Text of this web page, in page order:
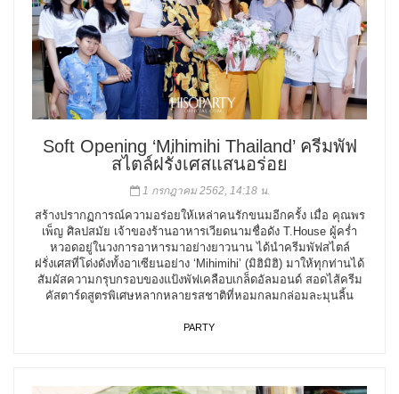
Soft Opening ‘Mihimihi Thailand’ ครีมพัฟ
สไตล์ฝรั่งเศสแสนอร่อย
1 กรกฎาคม 2562, 14:18 น.
สร้างปรากฏการณ์ความอร่อยให้เหล่าคนรักขนมอีกครั้ง เมื่อ คุณพร
เพ็ญ ศิลปสมัย เจ้าของร้านอาหารเวียดนามชื่อดัง T.House ผู้คร่ำ
หวอดอยู่ในวงการอาหารมาอย่างยาวนาน ได้นำครีมพัฟสไตล์
ฝรั่งเศสที่โด่งดังทั้งอาเซียนอย่าง ‘Mihimihi’ (มิฮิมิฮิ) มาให้ทุกท่านได้
สัมผัสความกรุบกรอบของแป้งพัฟเคลือบเกล็ดอัลมอนด์ สอดไส้ครีม
คัสตาร์ดสูตรพิเศษหลากหลายรสชาติที่หอมกลมกล่อมละมุนลิ้น
PARTY